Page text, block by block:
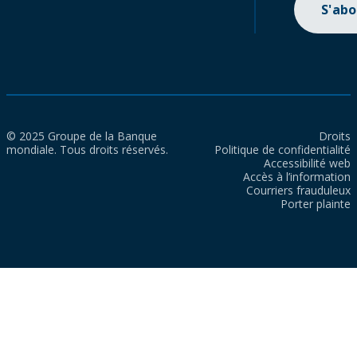
© 2025 Groupe de la Banque
mondiale. Tous droits réservés.
Droits
Politique de confidentialité
Accessibilité web
Accès à l’information
Courriers frauduleux
Porter plainte